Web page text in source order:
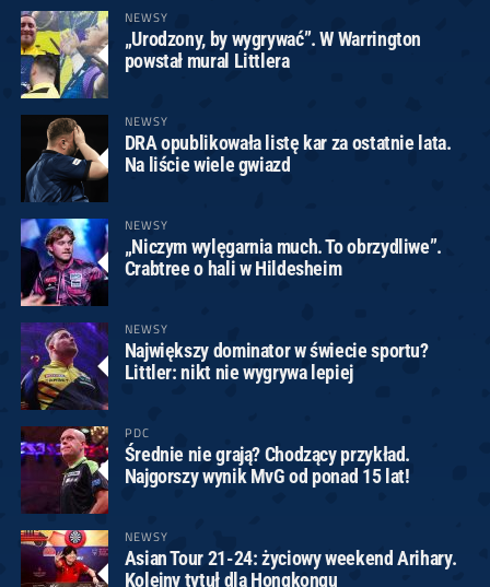
NEWSY
„Urodzony, by wygrywać”. W Warrington
powstał mural Littlera
NEWSY
DRA opublikowała listę kar za ostatnie lata.
Na liście wiele gwiazd
NEWSY
„Niczym wylęgarnia much. To obrzydliwe”.
Crabtree o hali w Hildesheim
NEWSY
Największy dominator w świecie sportu?
Littler: nikt nie wygrywa lepiej
PDC
Średnie nie grają? Chodzący przykład.
Najgorszy wynik MvG od ponad 15 lat!
NEWSY
Asian Tour 21-24: życiowy weekend Arihary.
Kolejny tytuł dla Hongkongu